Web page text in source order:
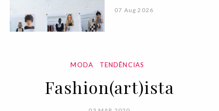
07 Aug 2026
MODA TENDÊNCIAS
Fashion(art)ista